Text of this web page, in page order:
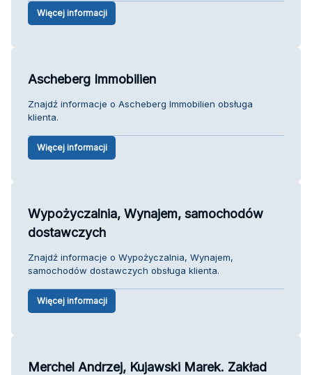
Więcej informacji
Ascheberg Immobilien
Znajdź informacje o Ascheberg Immobilien obsługa
klienta.
Więcej informacji
Wypożyczalnia, Wynajem, samochodów
dostawczych
Znajdź informacje o Wypożyczalnia, Wynajem,
samochodów dostawczych obsługa klienta.
Więcej informacji
Merchel Andrzej, Kujawski Marek. Zakład